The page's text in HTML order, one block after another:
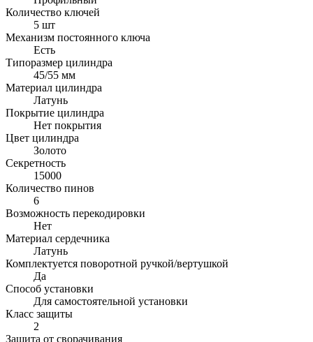
Количество ключей
5 шт
Механизм постоянного ключа
Есть
Типоразмер цилиндра
45/55 мм
Материал цилиндра
Латунь
Покрытие цилиндра
Нет покрытия
Цвет цилиндра
Золото
Секретность
15000
Количество пинов
6
Возможность перекодировки
Нет
Материал сердечника
Латунь
Комплектуется поворотной ручкой/вертушкой
Да
Способ установки
Для самостоятельной установки
Класс защиты
2
Защита от сворачивания